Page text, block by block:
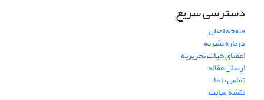
دسترسی سریع
صفحه اصلی
درباره نشریه
اعضای هیات تحریریه
ارسال مقاله
تماس با ما
نقشه سایت